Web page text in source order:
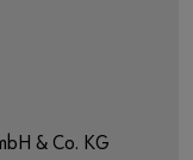
& Co. KG